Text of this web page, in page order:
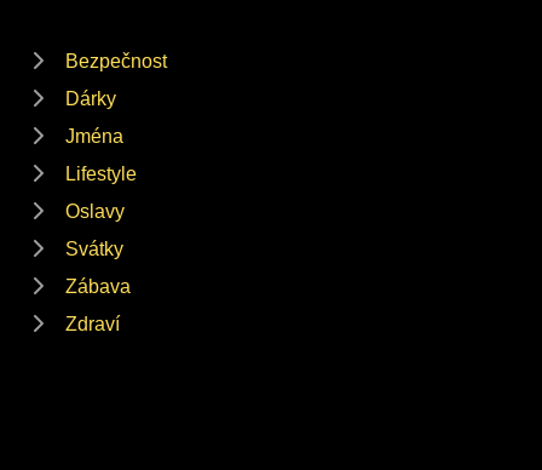
Bezpečnost
Dárky
Jména
Lifestyle
Oslavy
Svátky
Zábava
Zdraví